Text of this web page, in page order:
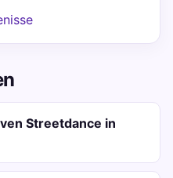
Streetdance in